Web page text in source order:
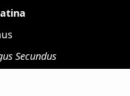
Secundus